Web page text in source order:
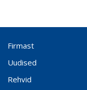
Firmast
Uudised
Rehvid